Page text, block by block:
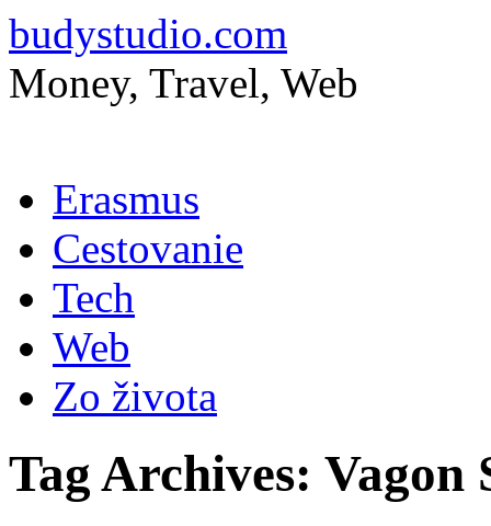
budystudio.com
Money, Travel, Web
to
contentErasmus
Cestovanie
Tech
Web
Zo života
Tag Archives: Vagon